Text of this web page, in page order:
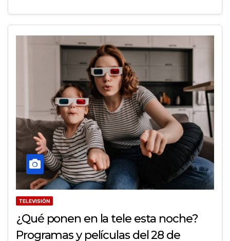
TELEVISIÓN
¿Qué ponen en la tele esta noche?
Programas y películas del 28 de